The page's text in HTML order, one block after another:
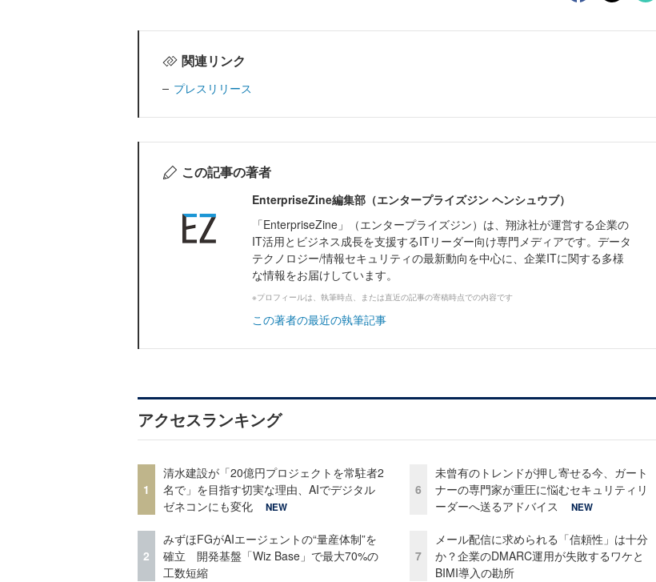
関連リンク
プレスリリース
この記事の著者
EnterpriseZine編集部（エンタープライズジン ヘンシュウブ）
「EnterpriseZine」（エンタープライズジン）は、翔泳社が運営する企業の
IT活用とビジネス成長を支援するITリーダー向け専門メディアです。データ
テクノロジー/情報セキュリティの最新動向を中心に、企業ITに関する多様
な情報をお届けしています。
※プロフィールは、執筆時点、または直近の記事の寄稿時点での内容です
この著者の最近の執筆記事
アクセスランキング
1
清水建設が「20億円プロジェクトを常駐者2
名で」を目指す切実な理由、AIでデジタル
ゼネコンにも変化
NEW
2
みずほFGがAIエージェントの“量産体制”を
確立 開発基盤「Wiz Base」で最大70%の
工数短縮
6
未曾有のトレンドが押し寄せる今、ガート
ナーの専門家が重圧に悩むセキュリティリ
ーダーへ送るアドバイス
NEW
7
メール配信に求められる「信頼性」は十分
か？企業のDMARC運用が失敗するワケと
BIMI導入の勘所